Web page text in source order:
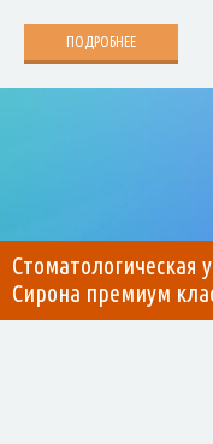
ПОДРОБНЕЕ
Стоматологическая
Сирона премиум